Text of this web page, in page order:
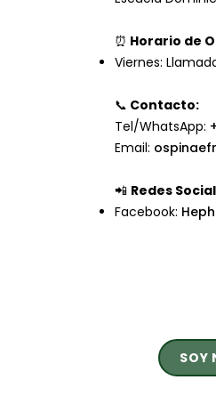
⏰ Horario de
Viernes:
📞 Contacto:
Tel/WhatsApp:
Email:
📲 Redes
Facebook:
SOY